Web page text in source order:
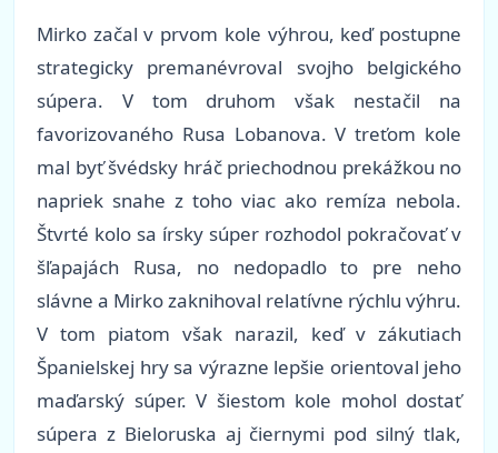
Mirko začal v prvom kole výhrou, keď postupne
strategicky premanévroval svojho belgického
súpera. V tom druhom však nestačil na
favorizovaného Rusa Lobanova. V treťom kole
mal byť švédsky hráč priechodnou prekážkou no
napriek snahe z toho viac ako remíza nebola.
Štvrté kolo sa írsky súper rozhodol pokračovať v
šľapajách Rusa, no nedopadlo to pre neho
slávne a Mirko zaknihoval relatívne rýchlu výhru.
V tom piatom však narazil, keď v zákutiach
Španielskej hry sa výrazne lepšie orientoval jeho
maďarský súper. V šiestom kole mohol dostať
súpera z Bieloruska aj čiernymi pod silný tlak,